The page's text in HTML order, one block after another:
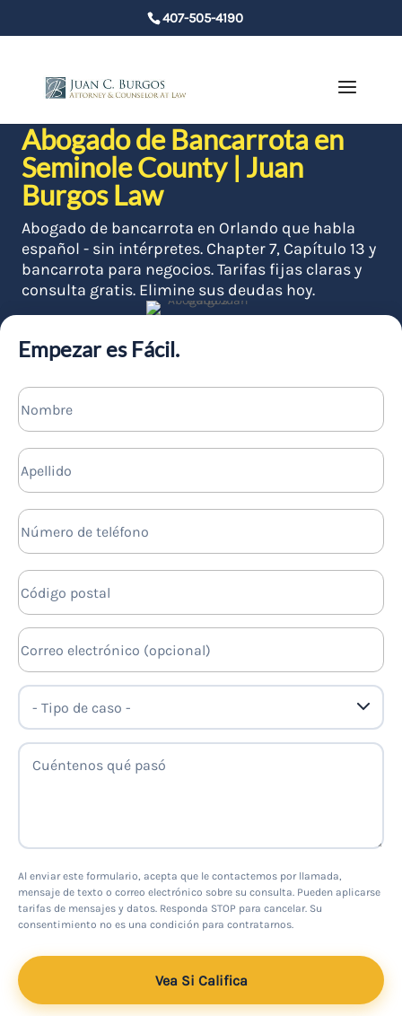
407-505-4190
Abogado de Bancarrota en
Seminole County | Juan
Burgos Law
Abogado de bancarrota en Orlando que habla
español - sin intérpretes. Chapter 7, Capítulo 13 y
bancarrota para negocios. Tarifas fijas claras y
consulta gratis. Elimine sus deudas hoy.
Empezar es Fácil.
Nombre
Apellido
Número de teléfono
Código postal
Correo electrónico (opcional)
- Tipo de caso -
Cuéntenos qué pasó
Al enviar este formulario, acepta que le contactemos por llamada,
mensaje de texto o correo electrónico sobre su consulta. Pueden aplicarse
tarifas de mensajes y datos. Responda STOP para cancelar. Su
consentimiento no es una condición para contratarnos.
Vea Si Califica